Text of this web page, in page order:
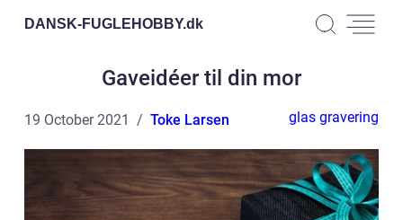
DANSK-FUGLEHOBBY.dk
Gaveidéer til din mor
19 October 2021 Toke Larsen glas gravering